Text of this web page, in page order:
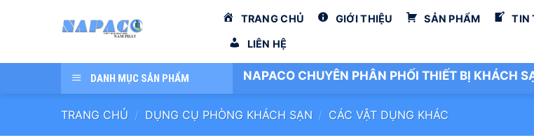
dung
TRANG CHỦ GIỚI THIỆU SẢN PHẨM TIN
LIÊN HỆ
DANH MỤC SẢN PHẨM NAPACO CHUYÊN PHÂN PHỐI THIẾT BỊ KHÁCH
TRANG CHỦ / DỤNG CỤ PHÒNG KHÁCH SẠN / CÁC VẬT DỤNG KHÁC